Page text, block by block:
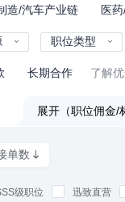
造/汽车产业链 医
职位类型
长期合作 了解
展开（职位佣
单数
级职位 迅致直营